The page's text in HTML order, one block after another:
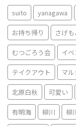
suito yanagawa
お持ち帰り さげ
むつごろう会 イベ
テイクアウト マル
北原白秋 可愛い
有明海 柳川 柳